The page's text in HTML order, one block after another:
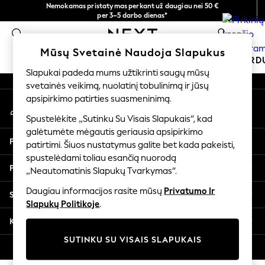
Nemokamas pristatymas perkant už daugiau nei 50 €
per 3–5 darbo dienas*
Dabar galite apsipirkti lietuvių kalba!
0
MOKYKLINĖ APRANGA ŠVENTINĖ
SCHOOLWEAR
All Boys Schoolwear
Shoes
Trousers
Shorts
Shirts
Polo Shirts
Sweatshirts & Jumpers
Coats & Jackets
Underwear
Multipacks
All Boys Sport & Swimwear
An error occurred on client
Mūsų socialiniai tinklai
Mano paskyra
Prisijunkite prie savo paskyros
Pagalba
Privatumas ir teisinė informacija
Skyriai
Kitos paslaugos
Mūsų Svetainė Naudoja Slapukus
Slapukai padeda mums užtikrinti saugų mūsų
svetainės veikimą, nuolatinį tobulinimą ir jūsų
apsipirkimo patirties suasmeninimą.
Spustelėkite „Sutinku Su Visais Slapukais“, kad
galėtumėte mėgautis geriausia apsipirkimo
patirtimi. Šiuos nustatymus galite bet kada pakeisti,
spustelėdami toliau esančią nuorodą
„Neautomatinis Slapukų Tvarkymas“.
Daugiau informacijos rasite mūsų Privatumo Ir
Slapukų Politikoje.
SUTINKU SU VISAIS SLAPUKAIS